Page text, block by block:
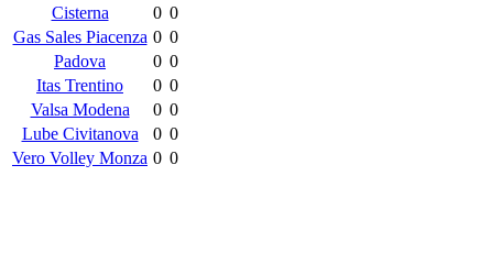
Cisterna
0 0
Gas Sales Piacenza 0 0
Padova
0 0
Itas Trentino
0 0
Valsa Modena
0 0
Lube Civitanova
0 0
Vero Volley Monza 0 0